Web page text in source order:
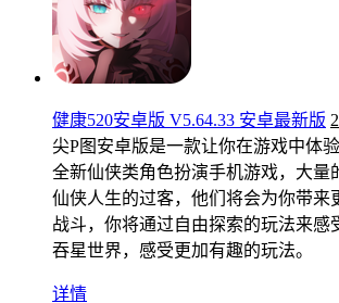
健康520安卓版 V5.64.33 安卓最新版
尖P图安卓版是一款让你在游戏中体
全新仙侠类角色扮演手机游戏，大量
仙侠人生的过客，他们将会为你带来
战斗，你将通过自由探索的玩法来感
吞星世界，感受更加有趣的玩法。
详情